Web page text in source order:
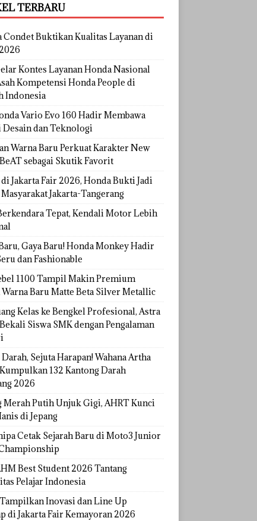
TERBARU
Condet Buktikan Kualitas Layanan di
Kontes Layanan Honda Nasional
Kompetensi Honda People di
Indonesia
Vario Evo 160 Hadir Membawa
Desain dan Teknologi
Warna Baru Perkuat Karakter New
sebagai Skutik Favorit
Jakarta Fair 2026, Honda Bukti Jadi
Jakarta-Tangerang
Tepat, Kendali Motor Lebih
Gaya Baru! Honda Monkey Hadir
dan Fashionable
1100 Tampil Makin Premium
Warna Baru Matte Beta Silver Metallic
Kelas ke Bengkel Profesional, Astra
Siswa SMK dengan Pengalaman
Darah, Sejuta Harapan! Wahana Artha
132 Kantong Darah
2026
Merah Putih Unjuk Gigi, AHRT Kunci
di Jepang
Cetak Sejarah Baru di Moto3 Junior
Best Student 2026 Tantang
Pelajar Indonesia
Inovasi dan Line Up
di Jakarta Fair Kemayoran 2026